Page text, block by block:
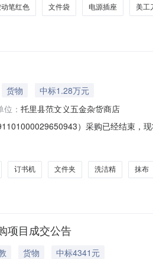
笔红色 文件袋 电源插座 美工
货物
中标1.28万元
： 托里县范文义五金杂货商店
）采购已经结束，
间:-二、采购单位信息采购单位名称:
订书机 文件夹 洗洁精 抹布
项目成交公告
货物
中标4341元